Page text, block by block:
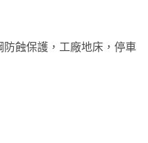
蝕保護，工廠地床，停車